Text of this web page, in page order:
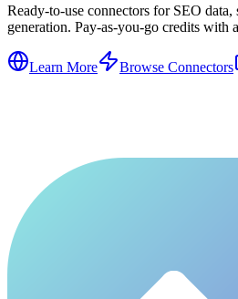
Ready-to-use connectors for SEO
generation. Pay-as-you-go credits with
Learn More Browse Connectors